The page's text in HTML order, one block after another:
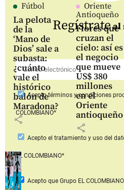
Fútbol
La pelota
de la
‘Mano de
Dios’ sale a
subasta:
¿cuánto
vale el
histórico
balón de
Maradona?
share
Oriente
Antioqueño
Flores que
cruzan el
cielo: así es
el negocio
que mueve
US$ 380
millones
en el
Oriente
antioqueño
share
Regístrateal
Aceptotérminos y condiciones
COLOMBIANO*
Acepto el tratamiento y uso del
EL COLOMBIANO*
Acepto que Grupo EL